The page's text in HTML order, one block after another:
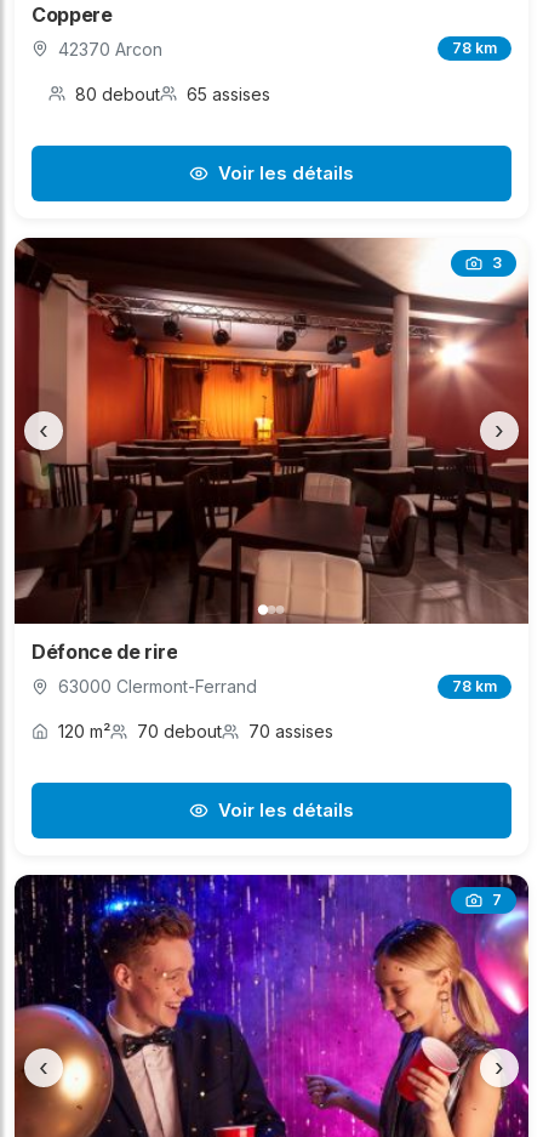
Coppere
42370 Arcon 78 km
80 debout 65 assises
Voir les détails
3
‹ ›
Défonce de rire
63000 Clermont-Ferrand 78 km
120 m² 70 debout 70 assises
Voir les détails
7
‹ ›